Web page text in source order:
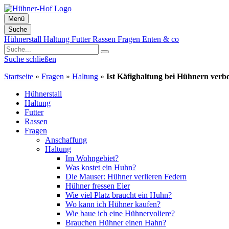
Menü
Suche
Zum
Inhalt
springen
Hühnerstall Haltung FutterRassen Fragen Enten & co
Suche schließen
Startseite » Fragen » Haltung » Ist Käfighaltung bei Hühnern
Hühnerstall
Haltung
Futter
Rassen
Fragen
Anschaffung
Haltung
Im Wohngebiet?
Was kostet ein Huhn?
Die Mauser: Hühner verlieren Federn
Hühner fressen Eier
Wie viel Platz braucht ein Huhn?
Wo kann ich Hühner kaufen?
Wie baue ich eine Hühnervoliere?
Brauchen Hühner einen Hahn?